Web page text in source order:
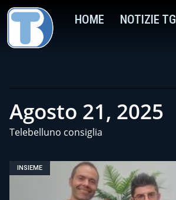
HOME NOTIZIE TG
Agosto 21, 2025
Telebelluno consiglia
INSIEME